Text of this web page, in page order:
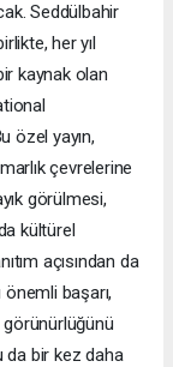
Seddülbahir
her yıl
kaynak olan
özel yayın,
çevrelerine
görülmesi,
kültürel
açısından da
başarı,
görünürlüğünü
da bir kez daha